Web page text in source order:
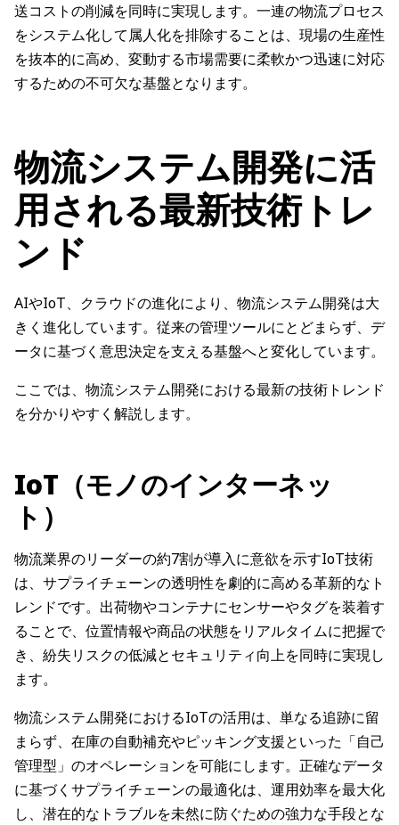
送コストの削減を同時に実現します。一連の物流プロセス
をシステム化して属人化を排除することは、現場の生産性
を抜本的に高め、変動する市場需要に柔軟かつ迅速に対応
するための不可欠な基盤となります。
物流システム開発に活
用される最新技術トレ
ンド
AIやIoT、クラウドの進化により、物流システム開発は大
きく進化しています。従来の管理ツールにとどまらず、デ
ータに基づく意思決定を支える基盤へと変化しています。
ここでは、物流システム開発における最新の技術トレンド
を分かりやすく解説します。
IoT（モノのインターネッ
ト）
物流業界のリーダーの約7割が導入に意欲を示すIoT技術
は、サプライチェーンの透明性を劇的に高める革新的なト
レンドです。出荷物やコンテナにセンサーやタグを装着す
ることで、位置情報や商品の状態をリアルタイムに把握で
き、紛失リスクの低減とセキュリティ向上を同時に実現し
ます。
物流システム開発におけるIoTの活用は、単なる追跡に留
まらず、在庫の自動補充やピッキング支援といった「自己
管理型」のオペレーションを可能にします。正確なデータ
に基づくサプライチェーンの最適化は、運用効率を最大化
し、潜在的なトラブルを未然に防ぐための強力な手段とな